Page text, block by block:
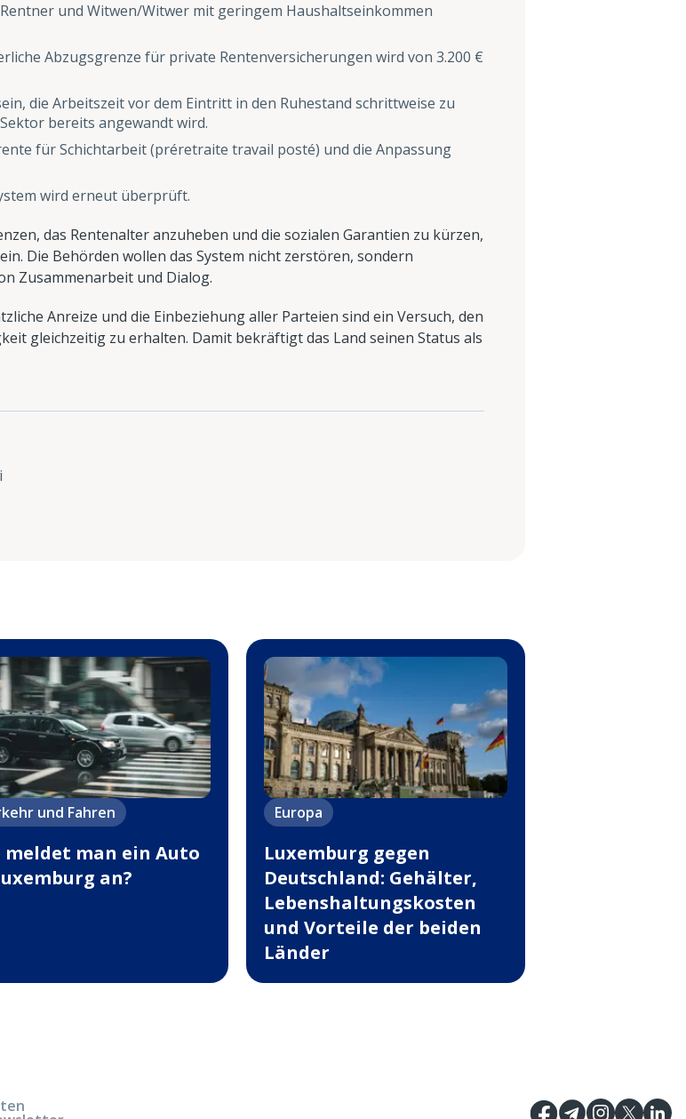
und Witwen/Witwer mit geringem Haushaltseinkommen
Abzugsgrenze für private Rentenversicherungen wird von 3.200 €
die Arbeitszeit vor dem Eintritt in den Ruhestand schrittweise zu
bereits angewandt wird.
für Schichtarbeit (préretraite travail posté) und die Anpassung
wird erneut überprüft.
das Rentenalter anzuheben und die sozialen Garantien zu kürzen,
Die Behörden wollen das System nicht zerstören, sondern
Zusammenarbeit und Dialog.
Anreize und die Einbeziehung aller Parteien sind ein Versuch, den
gleichzeitig zu erhalten. Damit bekräftigt das Land seinen Status als
und Fahren
meldet man ein Auto
an?
Europa
Luxemburg gegen
Deutschland: Gehälter,
Lebenshaltungskosten
und Vorteile der beiden
Länder